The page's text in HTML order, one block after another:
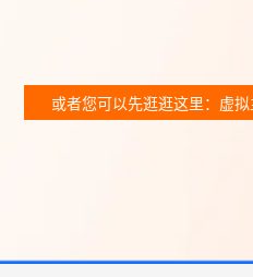
或者您可以先逛逛这里：虚